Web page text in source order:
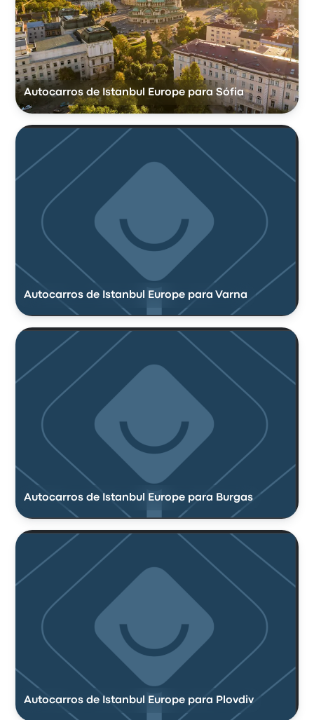
Autocarros de Istanbul Europe para Sófia
Autocarros de Istanbul Europe para Varna
Autocarros de Istanbul Europe para Burgas
Autocarros de Istanbul Europe para Plovdiv